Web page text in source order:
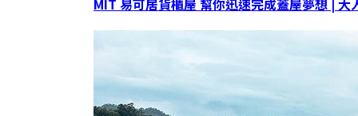
MIT 易可居貨櫃屋 幫你迅速完成蓋屋夢想 | 大